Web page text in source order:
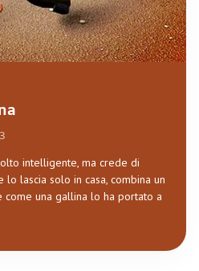
intelligente, ma crede di
lo lascia solo in casa, combina un
come una gallina lo ha portato a